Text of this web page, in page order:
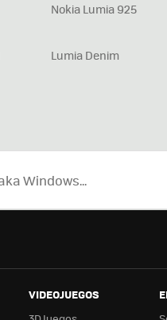
Nokia Lumia 925
Lumia Denim
VIDEOJUEGOS